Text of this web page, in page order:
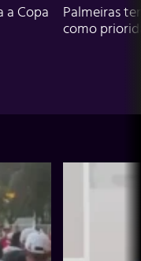
a Copa
Palmeiras
como